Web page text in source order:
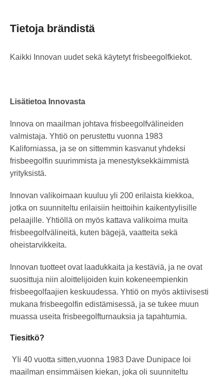
Tietoja brändistä
Kaikki Innovan uudet sekä käytetyt frisbeegolfkiekot.
Lisätietoa Innovasta
Innova on maailman johtava frisbeegolfvälineiden
valmistaja. Yhtiö on perustettu vuonna 1983
Kaliforniassa, ja se on sittemmin kasvanut yhdeksi
frisbeegolfin suurimmista ja menestyksekkäimmistä
yrityksistä.
Innovan valikoimaan kuuluu yli 200 erilaista kiekkoa,
jotka on suunniteltu erilaisiin heittoihin kaikentyylisille
pelaajille. Yhtiöllä on myös kattava valikoima muita
frisbeegolfvälineitä, kuten bägejä, vaatteita sekä
oheistarvikkeita.
Innovan tuotteet ovat laadukkaita ja kestäviä, ja ne ovat
suosittuja niin aloittelijoiden kuin kokeneempienkin
frisbeegolfaajien keskuudessa. Yhtiö on myös aktiivisesti
mukana frisbeegolfin edistämisessä, ja se tukee muun
muassa useita frisbeegolfturnauksia ja tapahtumia.
Tiesitkö?
Yli 40 vuotta sitten,vuonna 1983 Dave Dunipace loi
maailman ensimmäisen kiekan, joka oli suunniteltu